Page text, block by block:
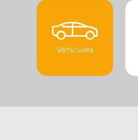
Véhicules